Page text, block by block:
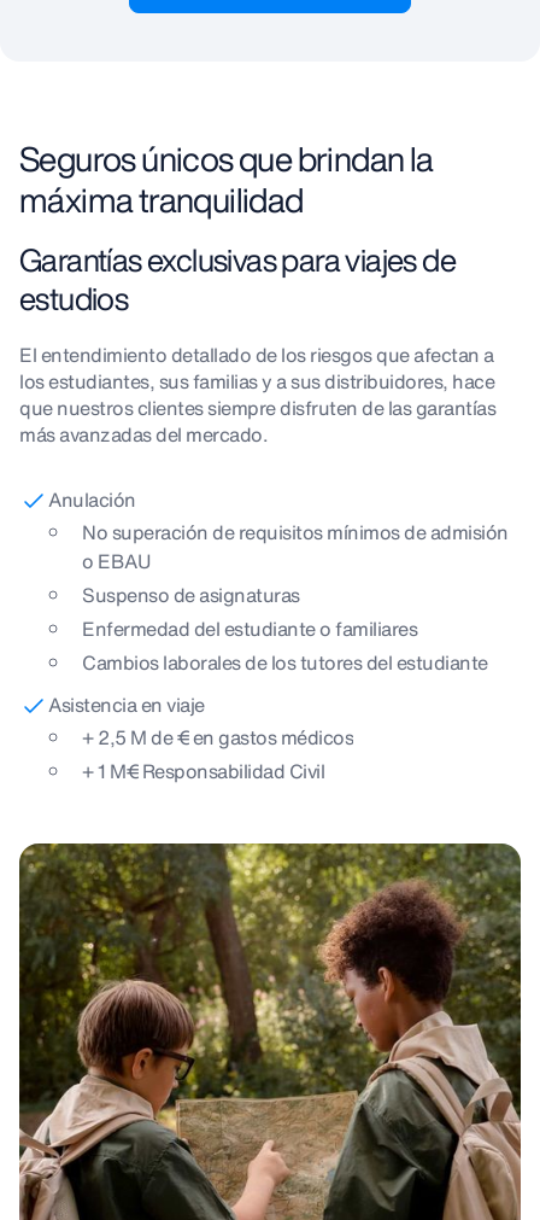
Seguros únicos que brindan la
máxima tranquilidad
Garantías exclusivas para viajes de
estudios
El entendimiento detallado de los riesgos que afectan a
los estudiantes, sus familias y a sus distribuidores, hace
que nuestros clientes siempre disfruten de las garantías
más avanzadas del mercado.
Anulación
No superación de requisitos mínimos de admisión
o EBAU
Suspenso de asignaturas
Enfermedad del estudiante o familiares
Cambios laborales de los tutores del estudiante
Asistencia en viaje
+ 2,5 M de € en gastos médicos
+ 1 M€ Responsabilidad Civil